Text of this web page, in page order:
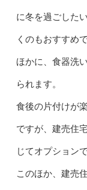
に冬を過ごした
くのもおすすめで
ほかに、食器洗
られます。
食後の片付けが
ですが、建売住
じてオプション
このほか、建売